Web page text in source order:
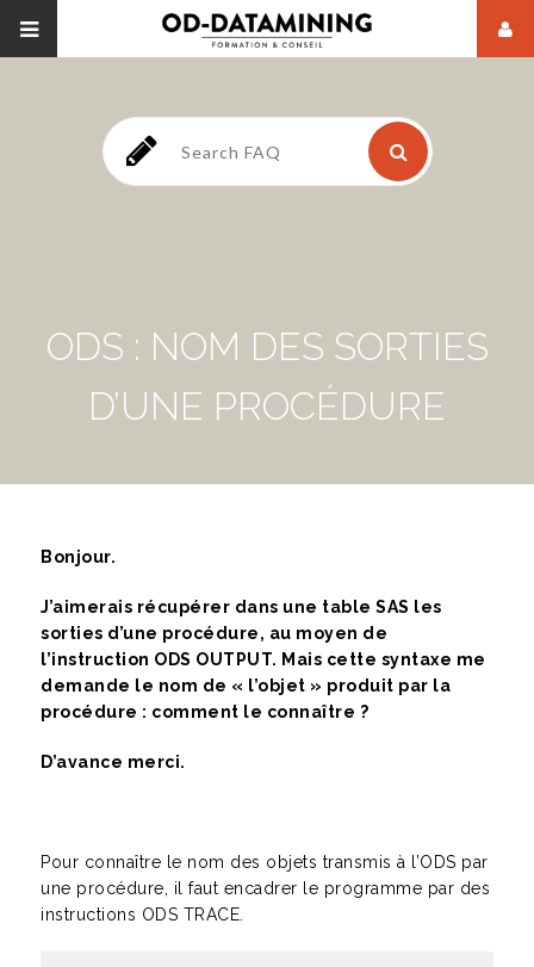
ODS : NOM DES SORTIES
D’UNE PROCÉDURE
Bonjour.
J’aimerais récupérer dans une table SAS les
sorties d’une procédure, au moyen de
l’instruction ODS OUTPUT. Mais cette syntaxe me
demande le nom de « l’objet » produit par la
procédure : comment le connaître ?
D’avance merci.
Pour connaître le nom des objets transmis à l’ODS par
une procédure, il faut encadrer le programme par des
instructions ODS TRACE.